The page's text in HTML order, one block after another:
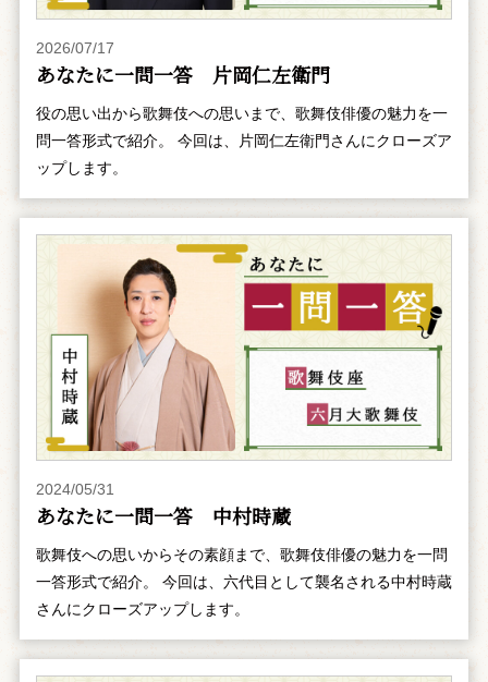
2026/07/17
あなたに一問一答 片岡仁左衛門
役の思い出から歌舞伎への思いまで、歌舞伎俳優の魅力を一
問一答形式で紹介。 今回は、片岡仁左衛門さんにクローズア
ップします。
2024/05/31
あなたに一問一答 中村時蔵
歌舞伎への思いからその素顔まで、歌舞伎俳優の魅力を一問
一答形式で紹介。 今回は、六代目として襲名される中村時蔵
さんにクローズアップします。